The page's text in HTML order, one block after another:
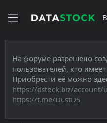
На форуме разрешено
пользователей, кто
Приобрести её можно
https://dstock.biz/account/
https://t.me/DustDS